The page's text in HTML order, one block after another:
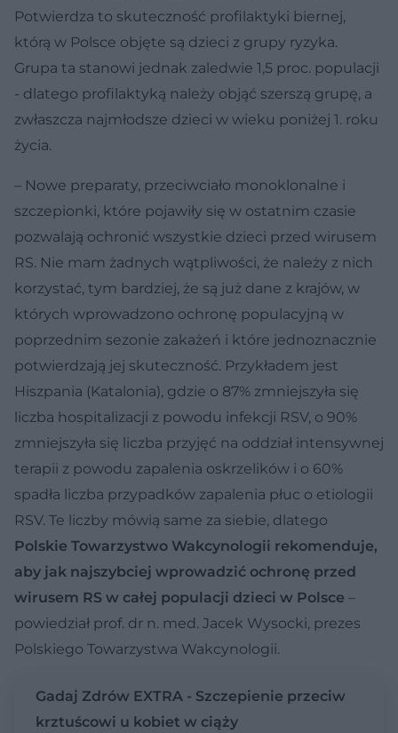
Potwierdza to skuteczność profilaktyki biernej,
którą w Polsce objęte są dzieci z grupy ryzyka.
Grupa ta stanowi jednak zaledwie 1,5 proc. populacji
- dlatego profilaktyką należy objąć szerszą grupę, a
zwłaszcza najmłodsze dzieci w wieku poniżej 1. roku
życia.
– Nowe preparaty, przeciwciało monoklonalne i
szczepionki, które pojawiły się w ostatnim czasie
pozwalają ochronić wszystkie dzieci przed wirusem
RS. Nie mam żadnych wątpliwości, że należy z nich
korzystać, tym bardziej, że są już dane z krajów, w
których wprowadzono ochronę populacyjną w
poprzednim sezonie zakażeń i które jednoznacznie
potwierdzają jej skuteczność. Przykładem jest
Hiszpania (Katalonia), gdzie o 87% zmniejszyła się
liczba hospitalizacji z powodu infekcji RSV, o 90%
zmniejszyła się liczba przyjęć na oddział intensywnej
terapii z powodu zapalenia oskrzelików i o 60%
spadła liczba przypadków zapalenia płuc o etiologii
RSV. Te liczby mówią same za siebie, dlatego
Polskie Towarzystwo Wakcynologii rekomenduje,
aby jak najszybciej wprowadzić ochronę przed
wirusem RS w całej populacji dzieci w Polsce –
powiedział prof. dr n. med. Jacek Wysocki, prezes
Polskiego Towarzystwa Wakcynologii.
Gadaj Zdrów EXTRA - Szczepienie przeciw
krztuścowi u kobiet w ciąży